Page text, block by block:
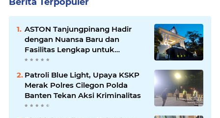
ASTON Tanjungpinang Hadir
dengan Nuansa Baru dan
Fasilitas Lengkap untuk
Kenyamanan Tamu
Patroli Blue Light, Upaya KSKP
Merak Polres Cilegon Polda
Banten Tekan Aksi Kriminalitas